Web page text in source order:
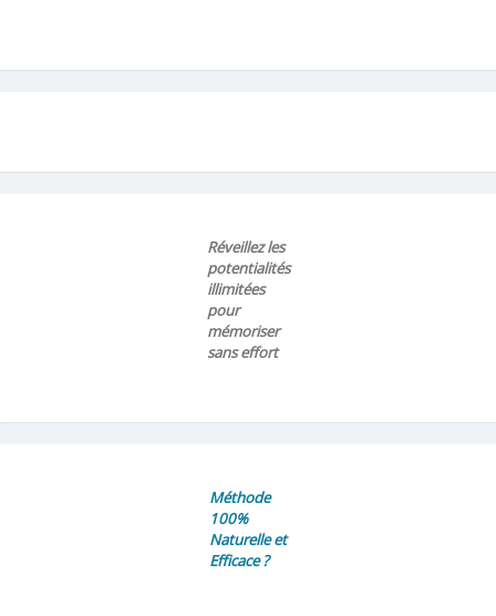
Réveillez les
potentialités
illimitées
pour
mémoriser
sans effort
Méthode
100%
Naturelle et
Efficace ?